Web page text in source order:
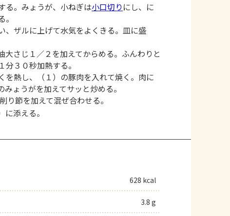
る。みょうが、小ねぎは小口切り にし、に
、ザルに上げて水気をよくきる。皿に盛
さじ１／２を加えてからめる。ふんわりと
３０秒加熱する。
を熱し、（１）の豚肉を入れて焼く。肉に
ょうがを加えてサッと炒める。
り節を加えて混ぜ合わせる。
添える。
628 kcal
3.8 g